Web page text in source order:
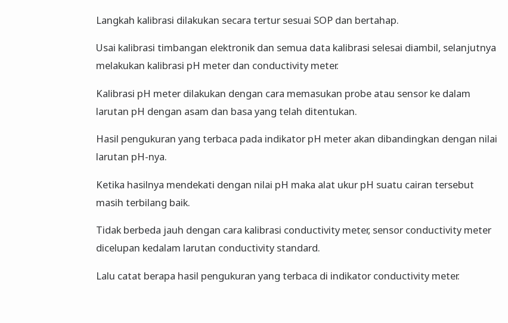
Langkah kalibrasi dilakukan secara tertur sesuai SOP dan bertahap.
Usai kalibrasi timbangan elektronik dan semua data kalibrasi selesai diambil, selanjutnya
melakukan kalibrasi pH meter dan conductivity meter.
Kalibrasi pH meter dilakukan dengan cara memasukan probe atau sensor ke dalam
larutan pH dengan asam dan basa yang telah ditentukan.
Hasil pengukuran yang terbaca pada indikator pH meter akan dibandingkan dengan nilai
larutan pH-nya.
Ketika hasilnya mendekati dengan nilai pH maka alat ukur pH suatu cairan tersebut
masih terbilang baik.
Tidak berbeda jauh dengan cara kalibrasi conductivity meter, sensor conductivity meter
dicelupan kedalam larutan conductivity standard.
Lalu catat berapa hasil pengukuran yang terbaca di indikator conductivity meter.